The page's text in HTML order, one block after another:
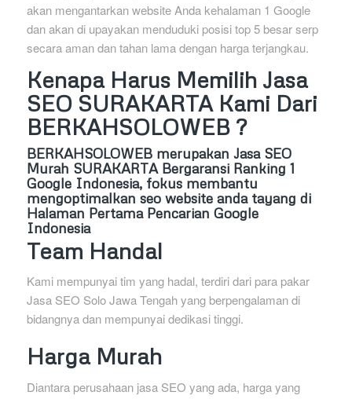
akan mengantarkan website Anda kehalaman 1 Google
dan akan di upayakan menduduki posisi top 5 besar serp
secara aman dan tahan lama dengan harga terjangkau.
Kenapa Harus Memilih Jasa
SEO SURAKARTA Kami Dari
BERKAHSOLOWEB ?
BERKAHSOLOWEBmerupakan Jasa SEO
Murah SURAKARTA Bergaransi Ranking 1
Google Indonesia, fokus membantu
mengoptimalkan seo website anda tayang di
Halaman Pertama Pencarian Google
Indonesia
Team Handal
Kami mempunyai tim yang hadal, terdiri dari para pakar
Jasa SEO Solo Jawa Tengah yang berpengalaman di
bidangnya dan mempunyai dedikasi tinggi.
Harga Murah
Diantara perusahaan jasa SEO yang ada, harga yang